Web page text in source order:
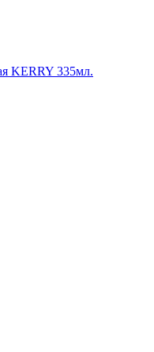
KERRY 335мл.